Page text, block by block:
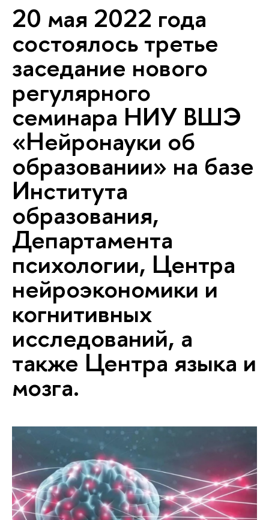
20 мая 2022 года
состоялось третье
заседание нового
регулярного
семинара НИУ ВШЭ
«Нейронауки об
образовании» на базе
Института
образования,
Департамента
психологии, Центра
нейроэкономики и
когнитивных
исследований, а
также Центра языка и
мозга.